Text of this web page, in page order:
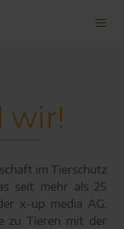
wir!
im Tierschutz
seit mehr als 25
x-up media AG.
zu Tieren mit der